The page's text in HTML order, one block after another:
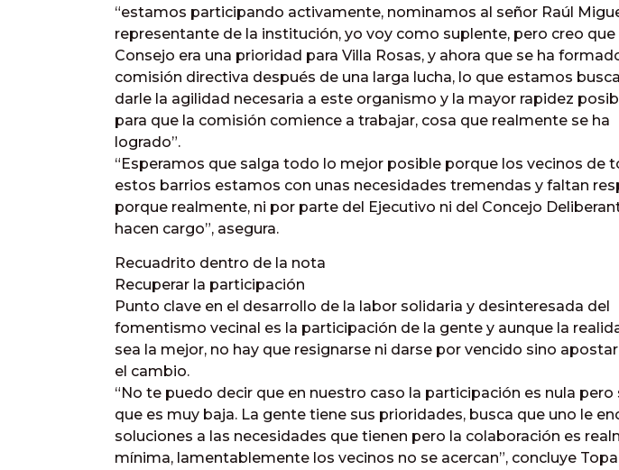
“estamos participando activamente, nominamos al señor Raúl
representante de la institución, yo voy como suplente, pero creo que
Consejo era una prioridad para Villa Rosas, y ahora que se ha
comisión directiva después de una larga lucha, lo que estamos
darle la agilidad necesaria a este organismo y la mayor rapidez
para que la comisión comience a trabajar, cosa que realmente se ha
logrado”.
“Esperamos que salga todo lo mejor posible porque los vecinos de
estos barrios estamos con unas necesidades tremendas y faltan
porque realmente, ni por parte del Ejecutivo ni del Concejo
hacen cargo”, asegura.
Recuadrito dentro de la nota
Recuperar la participación
Punto clave en el desarrollo de la labor solidaria y desinteresada del
fomentismo vecinal es la participación de la gente y aunque la
sea la mejor, no hay que resignarse ni darse por vencido sino
el cambio.
“No te puedo decir que en nuestro caso la participación es nula pero
que es muy baja. La gente tiene sus prioridades, busca que uno le
soluciones a las necesidades que tienen pero la colaboración es
mínima, lamentablemente los vecinos no se acercan”, concluye